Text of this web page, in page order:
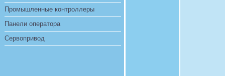
Промышленные контроллеры
Панели оператора
Сервопривод